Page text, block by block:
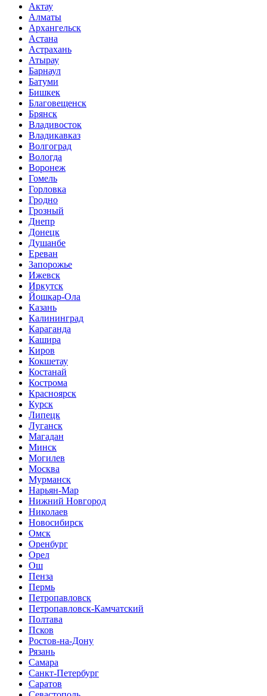
Актау
Алматы
Архангельск
Астана
Астрахань
Атырау
Барнаул
Батуми
Бишкек
Благовещенск
Брянск
Владивосток
Владикавказ
Волгоград
Вологда
Воронеж
Гомель
Горловка
Гродно
Грозный
Днепр
Донецк
Душанбе
Ереван
Запорожье
Ижевск
Иркутск
Йошкар-Ола
Казань
Калининград
Караганда
Кашира
Киров
Кокшетау
Костанай
Кострома
Красноярск
Курск
Липецк
Луганск
Магадан
Минск
Могилев
Москва
Мурманск
Нарьян-Мар
Нижний Новгород
Николаев
Новосибирск
Омск
Оренбург
Орел
Ош
Пенза
Пермь
Петропавловск
Петропавловск-Камчатский
Полтава
Псков
Ростов-на-Дону
Рязань
Самара
Санкт-Петербург
Саратов